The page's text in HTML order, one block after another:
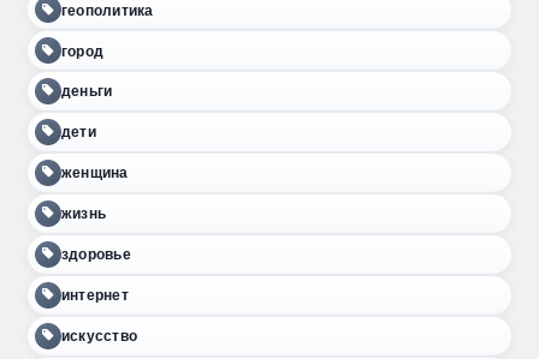
геополитика
город
деньги
дети
женщина
жизнь
здоровье
интернет
искусство